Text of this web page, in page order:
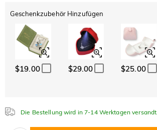
Geschenkzubehör Hinzufügen
$19.00 $29.00 $25.00
Die Bestellung wird in 7-14 Werktagen versandt.